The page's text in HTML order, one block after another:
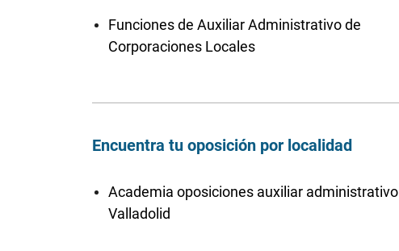
Funciones de Auxiliar Administrativo de
Corporaciones Locales
Encuentra tu oposición por localidad
Academia oposiciones auxiliar administrativo
Valladolid